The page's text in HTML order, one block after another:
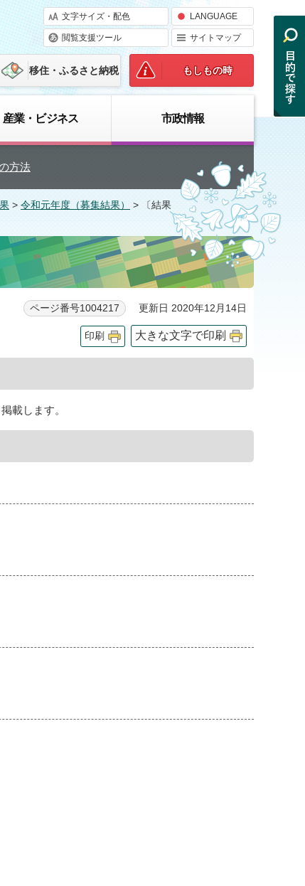
文字サイズ・配色 LANGUAGE
閲覧支援ツール サイトマップ
移住・ふるさと納税 もしもの時
産業・ビジネス 市政情報
方法
> 令和元年度（募集結果）
> 〔結果
ページ番号1004217 更新日 2020年12月14日
印刷 大きな文字で印刷
載します。